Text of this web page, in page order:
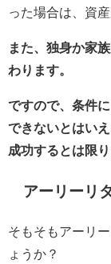
った場合は、資
また、独身か家
わります。
ですので、条件
できないとはい
成功するとは限り
アーリーリ
そもそもアーリ
ょうか？